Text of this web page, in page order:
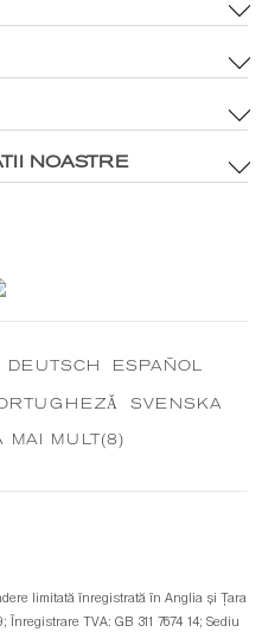
digitală
NOASTRE
DEUTSCH ESPAÑOL
SVENSKA
MAI MULT(8)
limitată înregistrată în Anglia și Țara
TVA: GB 311 7674 14; Sediu